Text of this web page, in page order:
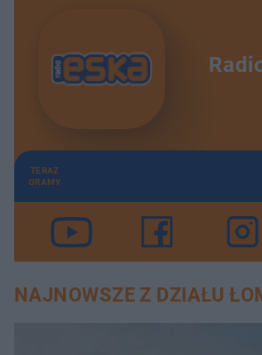
TERAZ
GRAMY
NAJNOWSZE Z DZIAŁU